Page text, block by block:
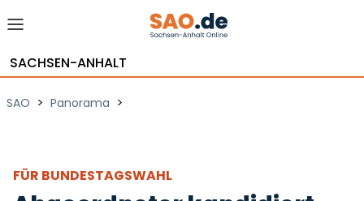
SACHSEN-ANHALT
SAO > Panorama >
FÜR BUNDESTAGSWAHL